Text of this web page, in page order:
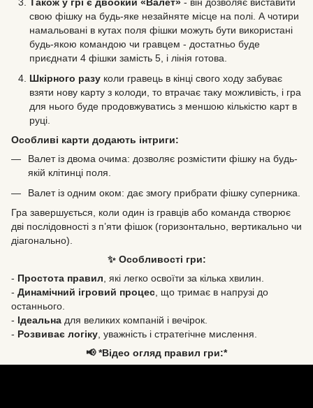
Також у грі є двоокий «Валет» - він дозволяє виставити
свою фішку на будь-яке незайняте місце на полі. А чотири
намальовані в кутах поля фішки можуть бути використані
будь-якою командою чи гравцем - достатньо буде
приєднати 4 фішки замість 5, і лінія готова.
Шкірного разу коли гравець в кінці свого ходу забуває
взяти нову карту з колоди, то втрачає таку можливість, і гра
для нього буде продовжуватись з меншою кількістю карт в
руці.
Особливі карти додають інтриги:
Валет із двома очима: дозволяє розмістити фішку на будь-
якій клітинці поля.
Валет із одним оком: дає змогу прибрати фішку суперника.
Гра завершується, коли один із гравців або команда створює
дві послідовності з п’яти фішок (горизонтально, вертикально чи
діагонально).
✨ Особливості гри:
- Простота правил , які легко освоїти за кілька хвилин.
- Динамічний ігровий процес , що тримає в напрузі до
останнього.
- Ідеальна для великих компаній і вечірок.
- Розвиває логіку , уважність і стратегічне мислення.
📢 *Відео огляд правил гри:*